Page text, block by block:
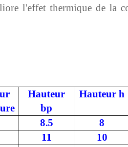
l'effet thermique de la
Hauteur
bp
Hauteur h
8.5 8
11 10